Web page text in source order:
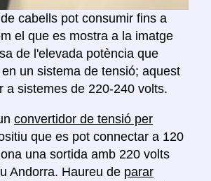
cabells pot consumir fins a
el que es mostra a la imatge
de l'elevada potència que
un sistema de tensió; aquest
a sistemes de 220-240 volts.
convertidor de tensió per
que es pot connectar a 120
una sortida amb 220 volts
Andorra. Haureu de parar